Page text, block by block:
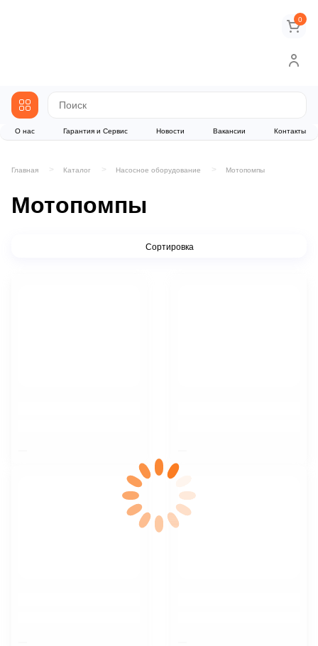
0
О нас Гарантия и Сервис Новости Вакансии Контакты
Главная Каталог Насосное оборудование Мотопомпы
Мотопомпы
Сортировка